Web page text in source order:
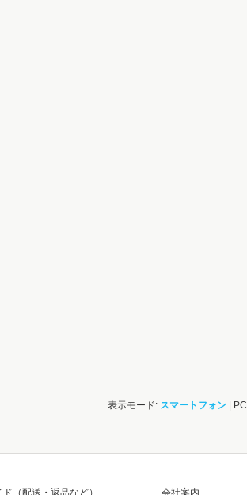
表示モード: スマートフォン | PC
（配送・返品など） 会社案内